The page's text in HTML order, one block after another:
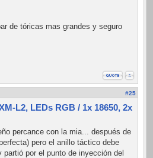
de tóricas mas grandes y seguro
#25
L2, LEDs RGB / 1x 18650, 2x
percance con la mia... después de
pero el anillo táctico debe
partió por el punto de inyección del